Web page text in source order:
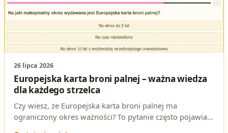
26 lipca 2026
Europejska karta broni palnej – ważna wiedza
dla każdego strzelca
Czy wiesz, że Europejska karta broni palnej ma
ograniczony okres ważności? To pytanie często pojawia